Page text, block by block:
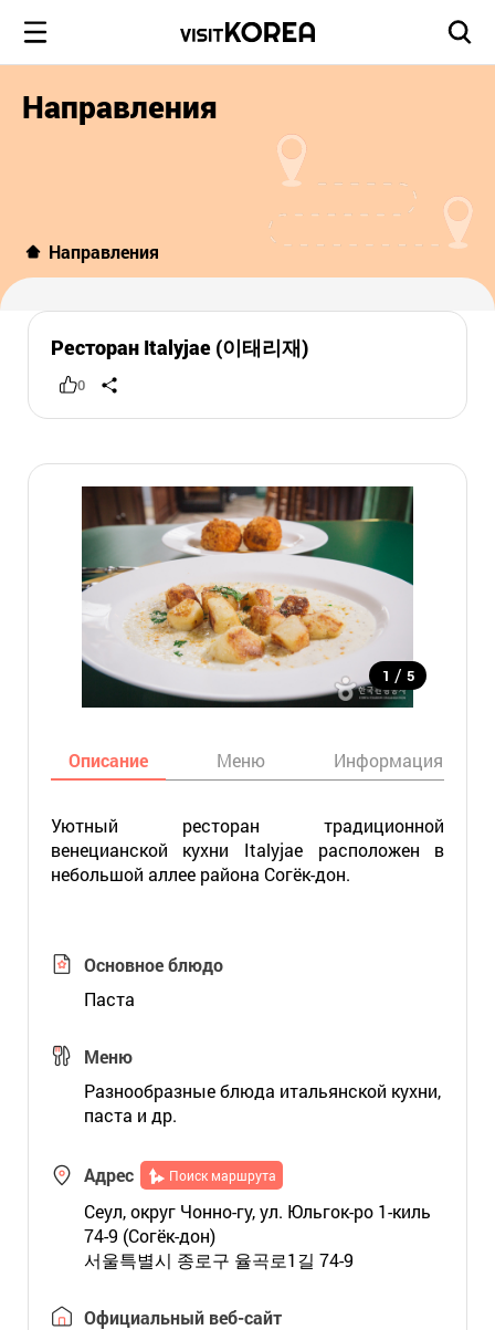
Направления
Направления
Ресторан Italyjae (이태리재)
0
1 / 5
Описание Меню Информация
Уютный ресторан традиционной
венецианской кухни Italyjae расположен в
небольшой аллее района Согёк-дон.
Основное блюдо
Паста
Меню
Разнообразные блюда итальянской кухни,
паста и др.
Адрес Поиск маршрута
Сеул, округ Чонно-гу, ул. Юльгок-ро 1-киль
74-9 (Согёк-дон)
서울특별시 종로구 율곡로1길 74-9
Официальный веб-сайт